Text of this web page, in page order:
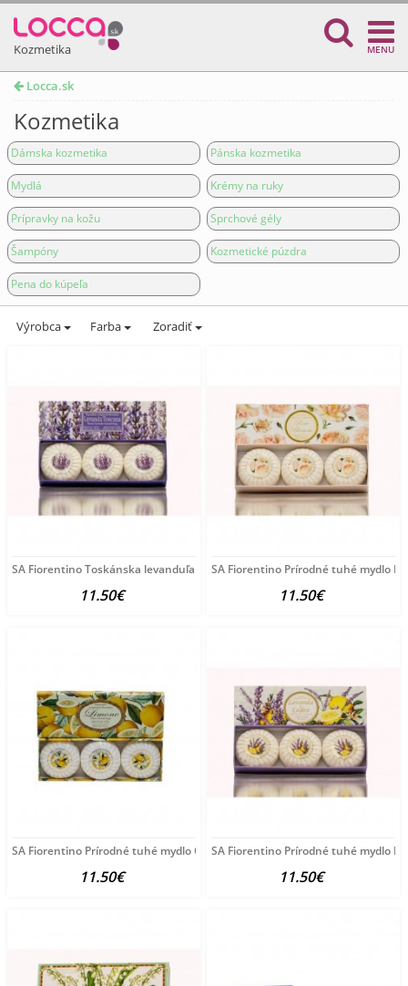
Kozmetika MENU
Locca.sk
Kozmetika
Dámska kozmetika Pánska kozmetika
Mydlá Krémy na ruky
Prípravky na kožu Sprchové gély
Šampóny Kozmetické púzdra
Pena do kúpeľa
Výrobca Farba Zoradiť
SA Fiorentino Toskánska levanduľa Prírodné rastlinné
11.50€
SA Fiorentino Prírodné tuhé mydlo
11.50€
SA Fiorentino Prírodné tuhé mydlo Citrón 3 x 100 g
11.50€
SA Fiorentino Prírodné tuhé mydlo
11.50€